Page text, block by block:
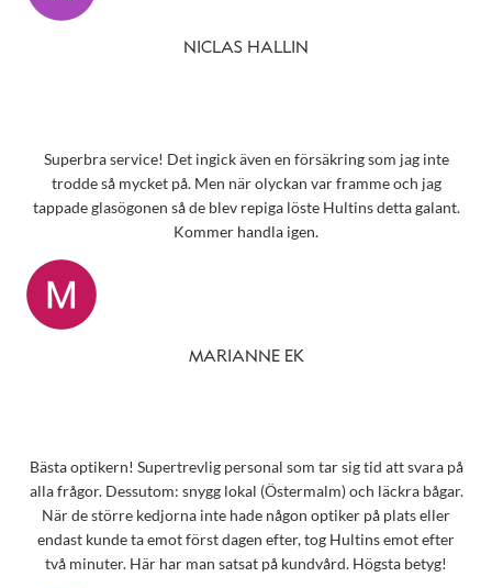
NICLAS HALLIN
Superbra service! Det ingick även en försäkring som jag inte
trodde så mycket på. Men när olyckan var framme och jag
tappade glasögonen så de blev repiga löste Hultins detta galant.
Kommer handla igen.
MARIANNE EK
Bästa optikern! Supertrevlig personal som tar sig tid att svara på
alla frågor. Dessutom: snygg lokal (Östermalm) och läckra bågar.
När de större kedjorna inte hade någon optiker på plats eller
endast kunde ta emot först dagen efter, tog Hultins emot efter
två minuter. Här har man satsat på kundvård. Högsta betyg!